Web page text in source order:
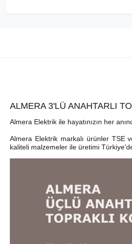
ALMERA 3'LÜ ANAHTARLI
Almera Elektrik ile hayatınızın her
Almera Elektrik markalı ürünler TSE
kaliteli malzemeler ile üretimi